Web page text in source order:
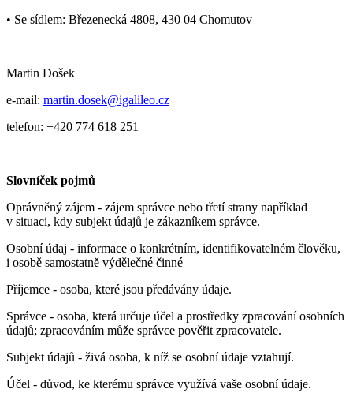
• Se sídlem: Březenecká 4808, 430 04 Chomutov
Martin Došek
e-mail: martin.dosek@igalileo.cz
telefon: +420 774 618 251
Slovníček pojmů
Oprávněný zájem - zájem správce nebo třetí strany například
v situaci, kdy subjekt údajů je zákazníkem správce.
Osobní údaj - informace o konkrétním, identifikovatelném člověku,
i osobě samostatně výdělečné činné
Příjemce - osoba, které jsou předávány údaje.
Správce - osoba, která určuje účel a prostředky zpracování osobních
údajů; zpracováním může správce pověřit zpracovatele.
Subjekt údajů - živá osoba, k níž se osobní údaje vztahují.
Účel - důvod, ke kterému správce využívá vaše osobní údaje.